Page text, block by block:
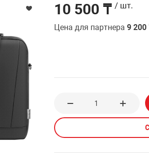
10 500 ₸ / шт.
Цена для партнера9 200